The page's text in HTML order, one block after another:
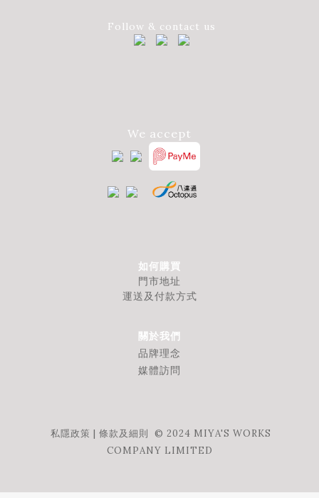
Follow & contact us
We accept
如何購買
門市地址
運送及付款方式
關於我們
品牌理念
媒體訪問
私隱政策 | 條款及細則 © 2024 MIYA'S WORKS
COMPANY LIMITED